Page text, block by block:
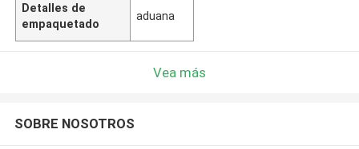
Detalles de
empaquetado
aduana
Vea más
SOBRE NOSOTROS